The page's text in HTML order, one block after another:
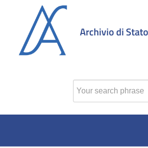
Archivio di
Find